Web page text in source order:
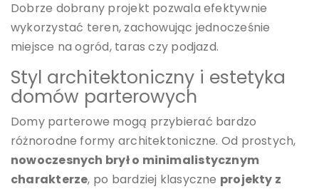
Dobrze dobrany projekt pozwala efektywnie
wykorzystać teren, zachowując jednocześnie
miejsce na ogród, taras czy podjazd.
Styl architektoniczny i estetyka
domów parterowych
Domy parterowe mogą przybierać bardzo
różnorodne formy architektoniczne. Od prostych,
nowoczesnych brył o minimalistycznym
charakterze, po bardziej klasyczne projekty z